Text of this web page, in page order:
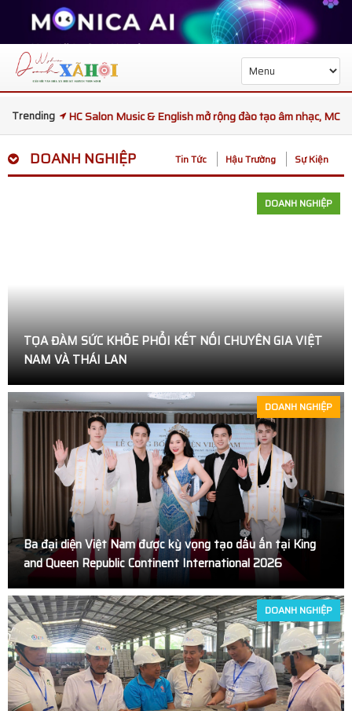
Trending
HC Salon Music & English mở rộng đào tạo âm nhạc, MC
và kỹ năng giao tiếp
Tọa đàm sức khỏe phổi kết nối chuyên gia Việt Nam và
Trạm Phóng Tương Lai mùa 7 bàn giao trường học mới,
mang Tết Thiếu nhi ấm áp đến trẻ em Gia Lai
Toàn Cảnh TEDxUEB 2026: Không Gian Kết Nối Ý Tưởng
Và Lan Tỏa Tinh Thần “Convergence”
Diễn viên Dương Phi Long: “Ngẫm - Cười” là tiếng cười
chậm giữa thời đại ồn ào
HANE tổ chức tham quan Biwase E.T.S: Khẳng định vai
trò tiên phong trong bảo vệ môi trường
Bùi Lan Anh đăng quang Hoa khôi UEB Charming 2025
Lan tỏa hành trình xanh vì biển đảo: Hơn 350.000 cây
được đưa ra Trường Sa giai đoạn 2024-2025
MC Xuân Tiến cùng vợ đón Tết sớm tại Phố Ông Đồ
Âm nhạc kết nối hai thế hệ trong “Hello Việt Nam” phiên
DOANH NGHIỆP Tin Tức Hậu Trường Sự Kiện
DOANH NGHIỆP
TỌA ĐÀM SỨC KHỎE PHỔI KẾT NỐI CHUYÊN GIA VIỆT
NAM VÀ THÁI LAN
DOANH NGHIỆP
Ba đại diện Việt Nam được kỳ vọng tạo dấu ấn tại King
and Queen Republic Continent International 2026
DOANH NGHIỆP